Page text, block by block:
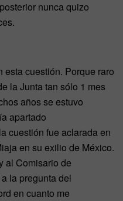
nunca quizo
esta cuestión. Porque raro
la Junta tan sólo 1 mes
años se estuvo
apartado
cuestión fue aclarada en
en su exilio de México.
al Comisario de
la pregunta del
en cuanto me